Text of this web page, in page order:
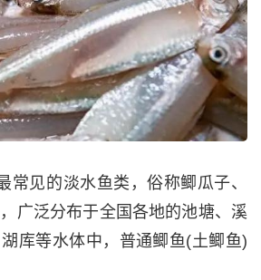
常见的淡水鱼类，俗称鲫瓜子、
广泛分布于全国各地的池塘、溪
库等水体中，普通鲫鱼(土鲫鱼)